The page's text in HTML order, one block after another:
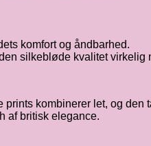
komfort og åndbarhed.
silkebløde kvalitet virkelig
prints kombinerer let, og
af britisk elegance.